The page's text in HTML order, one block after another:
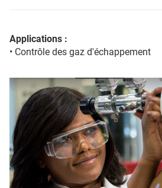
Applications :
• Contrôle des gaz d'échappement